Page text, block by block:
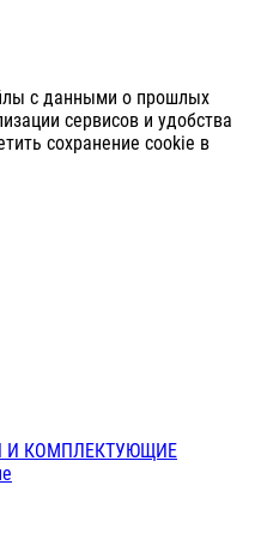
с данными о прошлых
сервисов и удобства
сохранение cookie в
И КОМПЛЕКТУЮЩИЕ